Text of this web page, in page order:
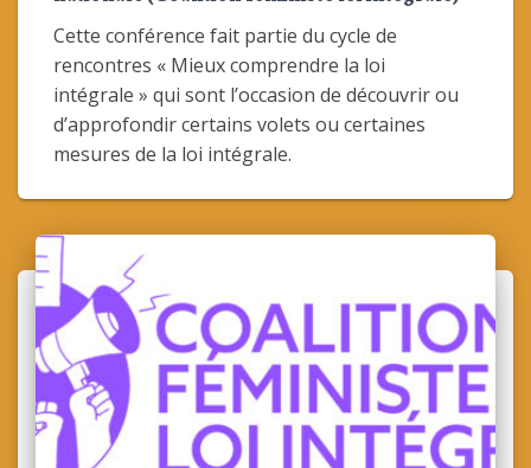
Cette conférence fait partie du cycle de
rencontres « Mieux comprendre la loi
intégrale » qui sont l’occasion de découvrir ou
d’approfondir certains volets ou certaines
mesures de la loi intégrale.